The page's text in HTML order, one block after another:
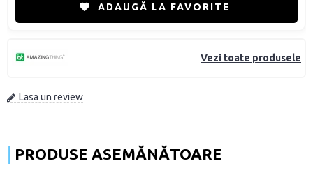
Vezi toate produsele
Lasa un review
ADAUGĂ LA FAVORITE
PRODUSE ASEMĂNĂTOARE